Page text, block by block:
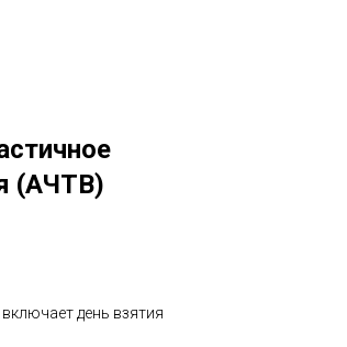
(АЧТВ)
день взятия